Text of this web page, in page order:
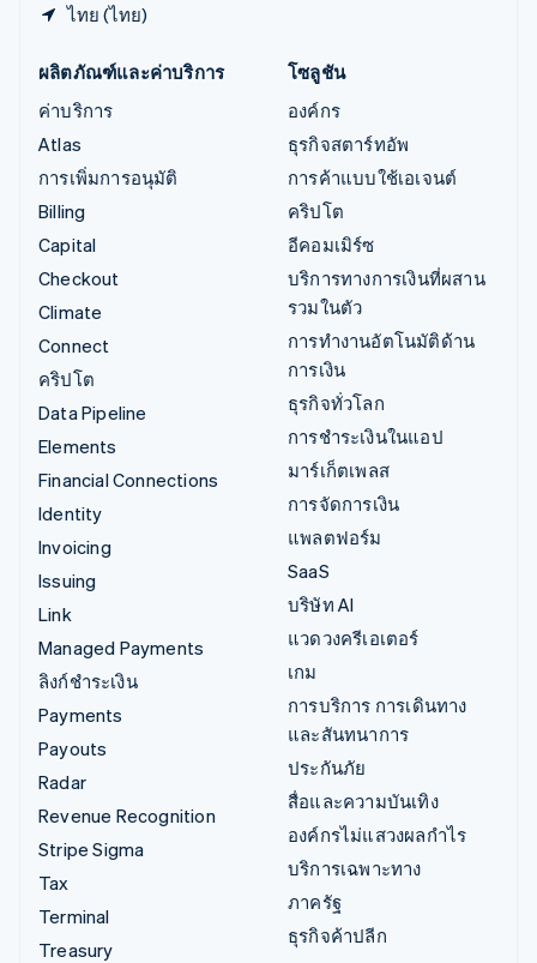
ไทย (ไทย)
ผลิตภัณฑ์และค่าบริการ
ค่าบริการ
Atlas
การเพิ่มการอนุมัติ
Billing
Capital
Checkout
Climate
Connect
คริปโต
Data Pipeline
Elements
Financial Connections
Identity
Invoicing
Issuing
Link
Managed Payments
ลิงก์ชำระเงิน
Payments
Payouts
Radar
Revenue Recognition
Stripe Sigma
Tax
Terminal
Treasury
โซลูชัน
องค์กร
ธุรกิจสตาร์ทอัพ
การค้าแบบใช้เอเจนต์
คริปโต
อีคอมเมิร์ซ
บริการทางการเงินที่ผสาน
รวมในตัว
การทำงานอัตโนมัติด้าน
การเงิน
ธุรกิจทั่วโลก
การชำระเงินในแอป
มาร์เก็ตเพลส
การจัดการเงิน
แพลตฟอร์ม
SaaS
บริษัท AI
แวดวงครีเอเตอร์
เกม
การบริการ การเดินทาง
และสันทนาการ
ประกันภัย
สื่อและความบันเทิง
องค์กรไม่แสวงผลกำไร
บริการเฉพาะทาง
ภาครัฐ
ธุรกิจค้าปลีก